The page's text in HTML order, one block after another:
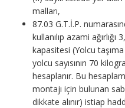
malları,
87.03 G.T.İ.P.
kullanılıp azami
kapasitesi (Yolcu
yolcu sayısının 70
hesaplanır. Bu
montajı için bulunan
dikkate alınır) istiap